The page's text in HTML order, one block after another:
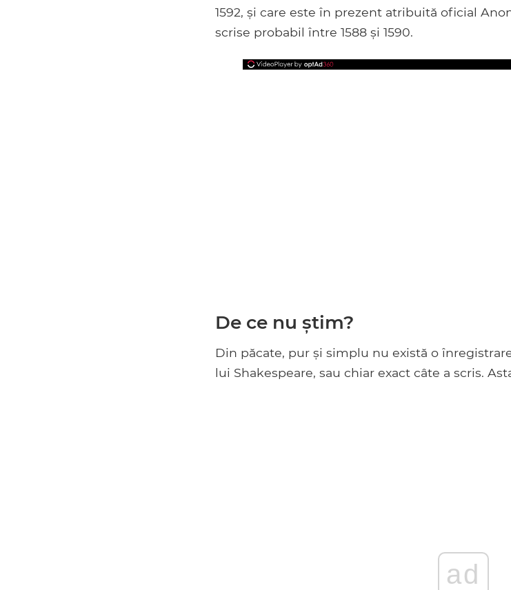
1592, și care este în prezent atribuită oficial
scrise probabil între 1588 și 1590.
De ce nu știm?
Din păcate, pur și simplu nu există o
lui Shakespeare, sau chiar exact câte a scris.
ad